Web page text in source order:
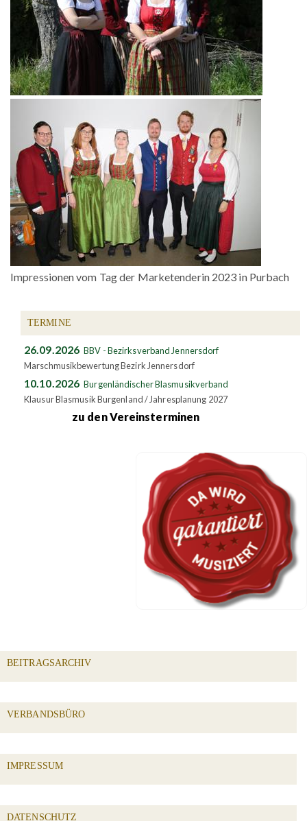
Impressionen vom Tag der Marketenderin 2023 in Purbach
TERMINE
26.09.2026 BBV - Bezirksverband Jennersdorf
Marschmusikbewertung Bezirk Jennersdorf
10.10.2026 Burgenländischer Blasmusikverband
Klausur Blasmusik Burgenland / Jahresplanung 2027
zu den Vereinsterminen
BEITRAGSARCHIV
VERBANDSBÜRO
IMPRESSUM
DATENSCHUTZ